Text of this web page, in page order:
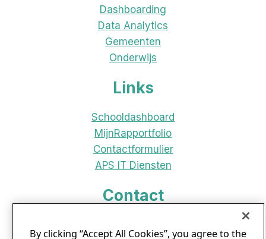
Dashboarding
Data Analytics
Gemeenten
Onderwijs
Links
Schooldashboard
MijnRapportfolio
Contactformulier
APS IT Diensten
Contact
By clicking “Accept All Cookies”, you agree to the